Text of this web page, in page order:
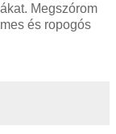
Megszórom
és ropogós